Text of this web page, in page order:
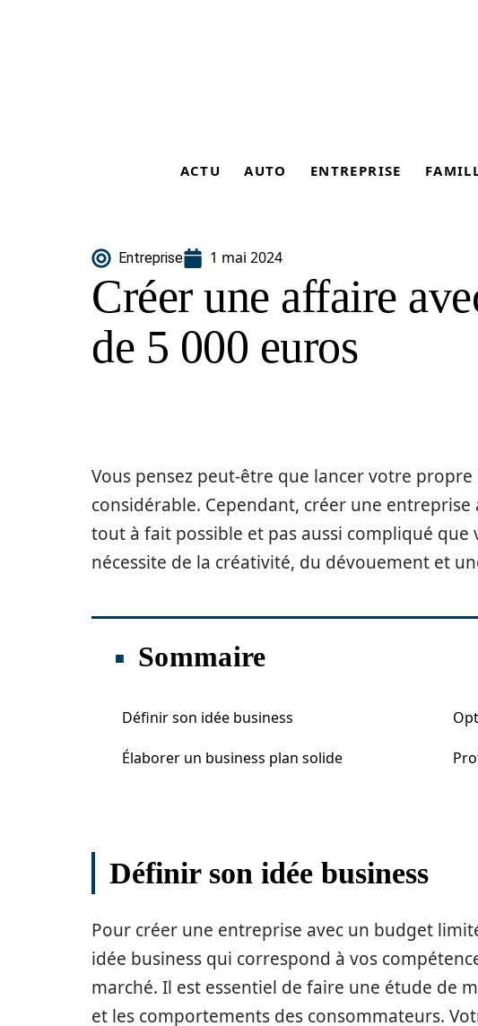
ACTU AUTO ENTREPRISE
Entreprise 1 mai 2024
Créer une affaire
de 5 000 euros
Vous pensez peut-être que lancer votre propre
considérable. Cependant, créer une
tout à fait possible et pas aussi compliqué que
nécessite de la créativité, du dévouement et
Sommaire
Définir son idée business
Élaborer un business plan solide
Définir son idée business
Pour créer une entreprise avec un budget
idée business qui correspond à vos
marché. Il est essentiel de faire une étude de
et les comportements des consommateurs.